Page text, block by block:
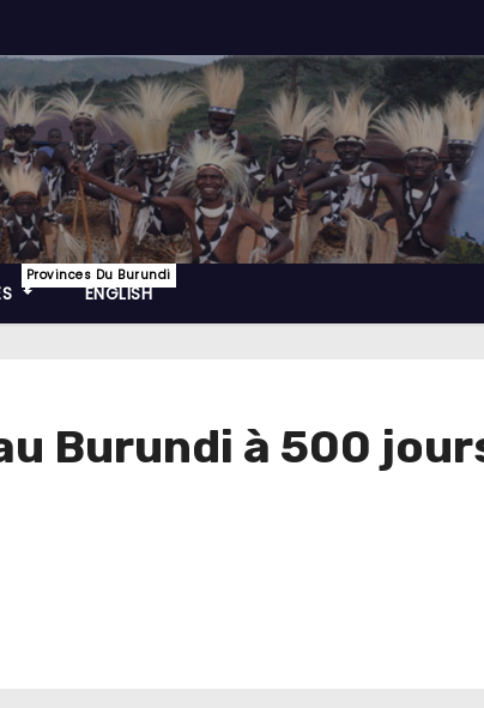
Provinces Du Burundi
ENGLISH
Burundi à 500